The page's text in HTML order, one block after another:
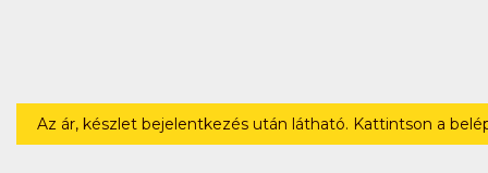
Az ár, készlet bejelentkezés után látható. Kattintson a